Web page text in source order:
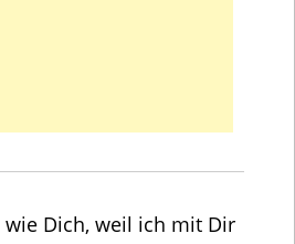
Dich, weil ich mit Dir